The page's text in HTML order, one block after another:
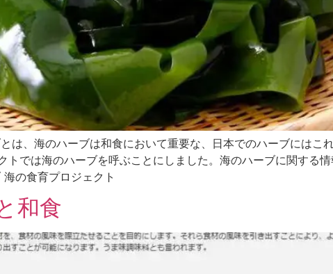
は、海のハーブは和食において重要な、日本でのハーブにはこ
トでは海のハーブを呼ぶことにしました。海のハーブに関する
の食育プロジェクト
和食